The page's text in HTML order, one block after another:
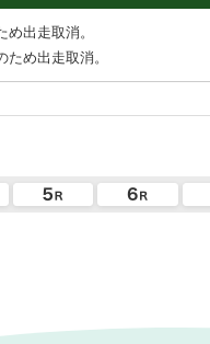
出走取消。
め出走取消。